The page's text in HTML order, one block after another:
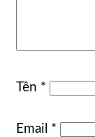
Tên *
Email *